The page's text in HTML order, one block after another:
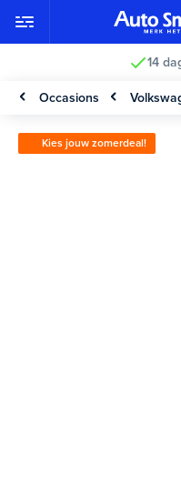
14
Occasions
Kies jouw zomerdeal!